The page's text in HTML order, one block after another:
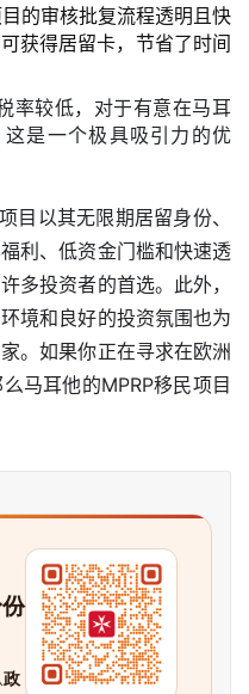
目的审核批复流程透明且快
获得居留卡，节省了时间
率较低，对于有意在马耳
是一个极具吸引力的优
目以其无限期居留身份、
利、低资金门槛和快速透
多投资者的首选。此外，
境和良好的投资氛围也为
。如果你正在寻求在欧洲
马耳他的MPRP移民项目
政